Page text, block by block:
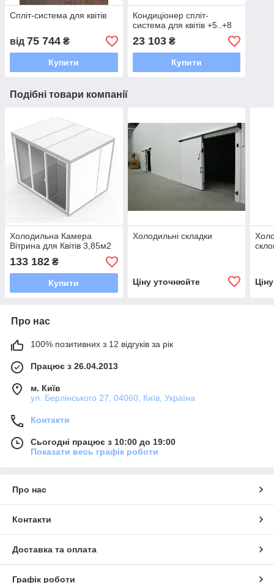
Спліт-система для квітів
від 75 744 ₴
Купити
Кондиціонер спліт-
система для квітів +5..+8
23 103₴
Купити
Подібні товари компанії
Холодильна Камера
Вітрина для Квітів 3,85м2
133 182 ₴
Купити
Холодильні складки
Ціну уточнюйте
Про нас
100% позитивних з 12 відгуків за рік
Працює з 26.04.2013
м. Київ
ул. Берлінського 27, 04060, Київ, Україна
Контакти
Сьогодні працює з 10:00 до 19:00
Показати весь графік роботи
Про нас
Контакти
Доставка та оплата
Графік роботи